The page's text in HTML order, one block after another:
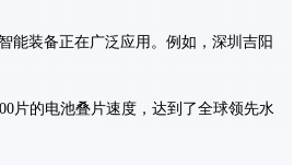
能装备正在广泛应用。例如，深圳吉阳
片的电池叠片速度，达到了全球领先水